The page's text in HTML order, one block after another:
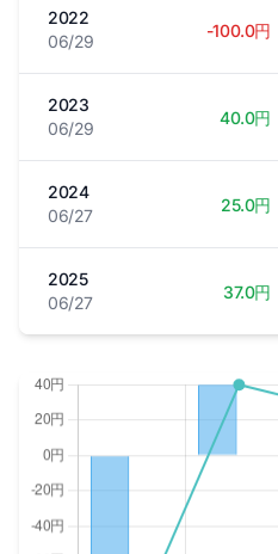
2022
06/29
-100.0円
2023
06/29
40.0円
2024
06/27
25.0円
2025
06/27
37.0円